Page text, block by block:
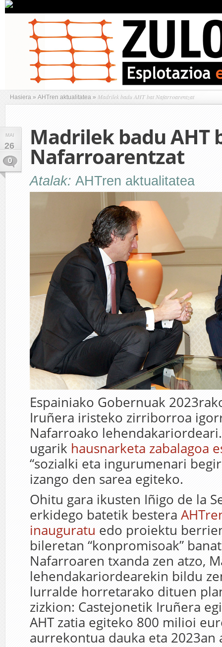
Hasiera » AHTren aktualitatea » Madrilek badu AHT bat Nafarroarentzat
MAI
26
0
Madrilek badu AHT
Nafarroarentzat
Atalak: AHTren aktualitatea
Espainiako Gobernuak
Iruñera iristeko zirriborroa
Nafarroako
ugarik hausnarketa zabalagoa
“sozialki eta ingurumenari
izango den sarea egiteko.
Ohitu gara ikusten Iñigo de la
erkidego batetik bestera
inauguratu edo proiektu
bileretan “konpromisoak”
Nafarroaren txanda zen atzo,
lehendakariordearekin bildu
lurralde horretarako dituen
zizkion: Castejonetik Iruñera
AHT zatia egiteko 800 milioi
aurrekontua dauka eta 2023an